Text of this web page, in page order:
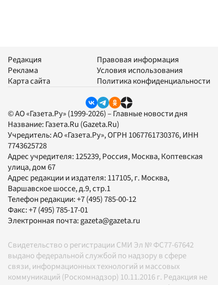
Редакция
Реклама
Карта сайта
Правовая информация
Условия использования
Политика конфиденциальности
© АО «Газета.Ру» (1999-2026) – Главные новости дня
Название: Газета.Ru (Gazeta.Ru)
Учредитель:АО «Газета.Ру», ОГРН 1067761730376, ИНН
7743625728
Адрес учредителя: 125239, Россия, Москва, Коптевская
улица, дом 67
Адрес редакции и издателя: 117105, г. Москва,
Варшавское шоссе, д.9, стр.1
Телефон редакции:+7 (495) 785-00-12
Факс:+7 (495) 785-17-01
Электронная почта: gazeta@gazeta.ru
Свидетельство о регистрации СМИ Эл № ФС77-67642
выдано федеральной службой по надзору в сфере
связи, информационных технологий и массовых
коммуникаций (Роскомнадзор) 10.11.2016 г. Редакция не